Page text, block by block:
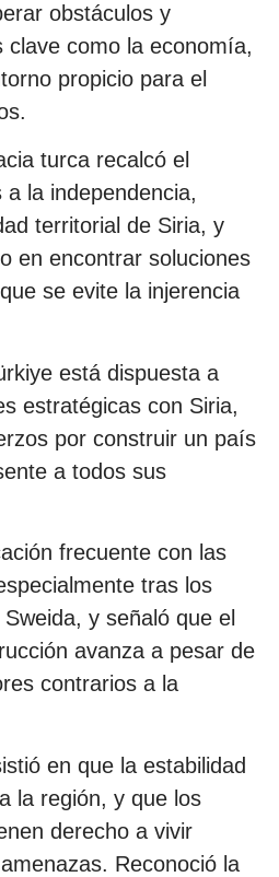
obstáculos y
clave como la economía,
propicio para el
turca recalcó el
la independencia,
territorial de Siria, y
en encontrar soluciones
se evite la injerencia
está dispuesta a
estratégicas con Siria,
por construir un país
a todos sus
frecuente con las
tras los
y señaló que el
avanza a pesar de
contrarios a la
en que la estabilidad
la región, y que los
derecho a vivir
Reconoció la